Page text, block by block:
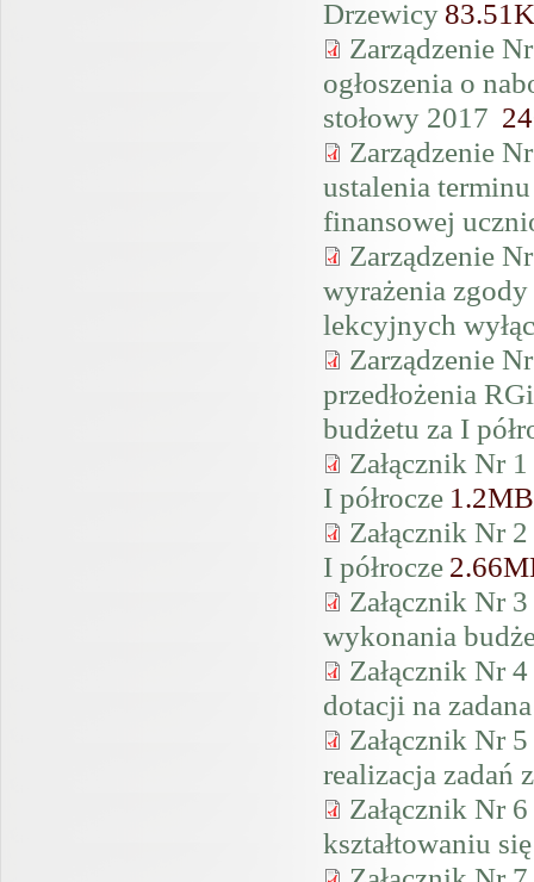
Drzewicy
Zarządzenie
ogłoszenia o
stołowy 2017
Zarządzenie
ustalenia
finansowej
Zarządzenie
wyrażenia
lekcyjnych
Zarządzenie
przedłożenia
budżetu za I
Załącznik Nr
I półrocze 1.2MB
Załącznik Nr
I półrocze
Załącznik Nr
wykonania
Załącznik Nr
dotacji na
Załącznik Nr
realizacja zadań
Załącznik Nr
kształtowaniu